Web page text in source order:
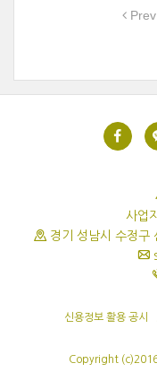
Prev
사업
경기 성남시 수정구
신용정보 활용 공시
Copyright (c)2016